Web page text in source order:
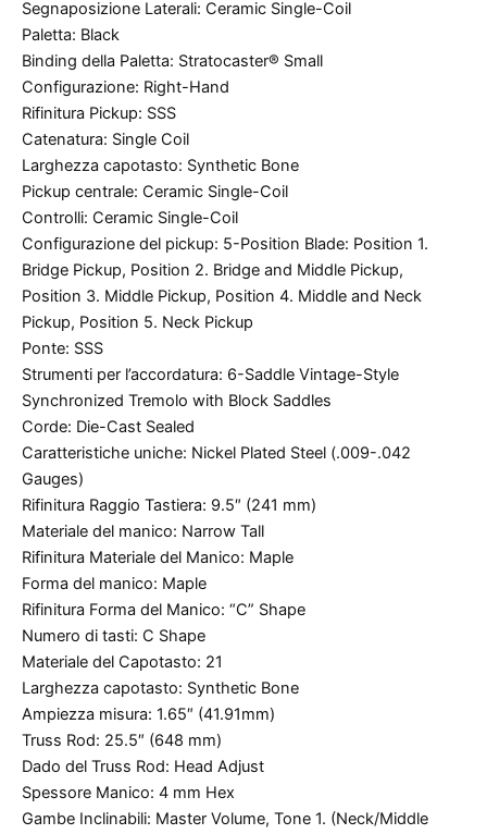
Segnaposizione Laterali: Ceramic Single-Coil
Paletta: Black
Binding della Paletta: Stratocaster® Small
Configurazione: Right-Hand
Rifinitura Pickup: SSS
Catenatura: Single Coil
Larghezza capotasto: Synthetic Bone
Pickup centrale: Ceramic Single-Coil
Controlli: Ceramic Single-Coil
Configurazione del pickup: 5-Position Blade: Position 1.
Bridge Pickup, Position 2. Bridge and Middle Pickup,
Position 3. Middle Pickup, Position 4. Middle and Neck
Pickup, Position 5. Neck Pickup
Ponte: SSS
Strumenti per l’accordatura: 6-Saddle Vintage-Style
Synchronized Tremolo with Block Saddles
Corde: Die-Cast Sealed
Caratteristiche uniche: Nickel Plated Steel (.009-.042
Gauges)
Rifinitura Raggio Tastiera: 9.5″ (241 mm)
Materiale del manico: Narrow Tall
Rifinitura Materiale del Manico: Maple
Forma del manico: Maple
Rifinitura Forma del Manico: “C” Shape
Numero di tasti: C Shape
Materiale del Capotasto: 21
Larghezza capotasto: Synthetic Bone
Ampiezza misura: 1.65″ (41.91mm)
Truss Rod: 25.5″ (648 mm)
Dado del Truss Rod: Head Adjust
Spessore Manico: 4 mm Hex
Gambe Inclinabili: Master Volume, Tone 1. (Neck/Middle